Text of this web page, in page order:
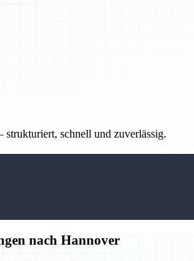
schnell und zuverlässig.
nach Hannover